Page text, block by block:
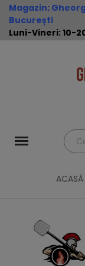
Magazin:
București
Luni-Vineri: 10-
ACASĂ